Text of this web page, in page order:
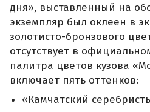
дня», выставленный на
экземпляр был оклеен в
золотисто-бронзового
отсутствует в
палитра цветов кузова
включает пять оттенков:
«Камчатский